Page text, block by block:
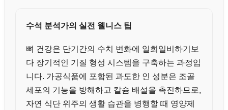
수석 분석가의 실전 웰니스 팁
뼈 건강은 단기간의 수치 변화에 일희일비하기보
다 장기적인 기질 형성 시스템을 구축하는 과정입
니다. 가공식품에 포함된 과도한 인 성분은 조골
세포의 기능을 방해하고 칼슘 배설을 촉진하므로,
자연 식단 위주의 생활 습관을 병행할 때 영양제